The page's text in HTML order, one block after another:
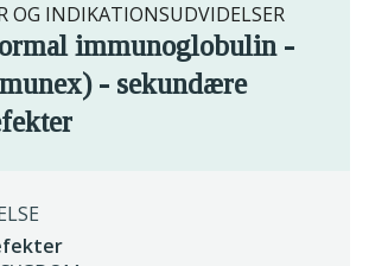
OG INDIKATIONSUDVIDELSER
immunoglobulin -
- sekundære